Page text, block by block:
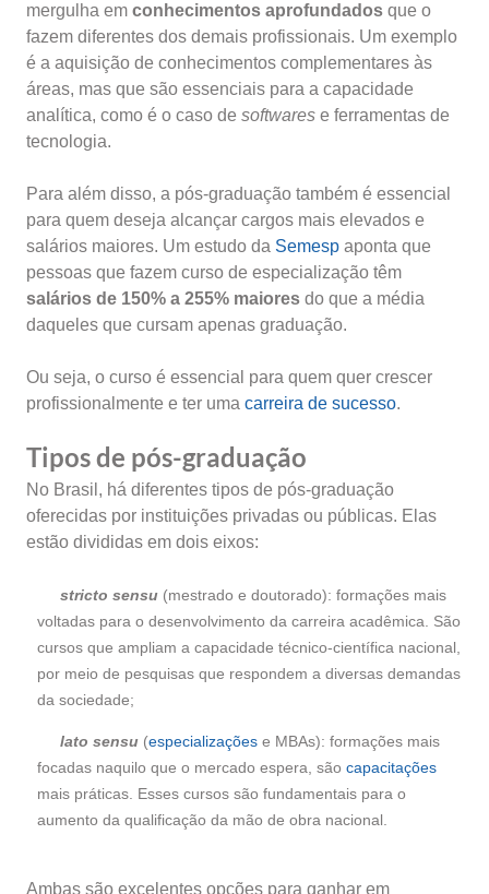
mergulha em conhecimentos aprofundados que o
fazem diferentes dos demais profissionais. Um exemplo
é a aquisição de conhecimentos complementares às
áreas, mas que são essenciais para a capacidade
analítica, como é o caso de softwares e ferramentas de
tecnologia.
Para além disso, a pós-graduação também é essencial
para quem deseja alcançar cargos mais elevados e
salários maiores. Um estudo da Semesp aponta que
pessoas que fazem curso de especialização têm
salários de 150% a 255% maiores do que a média
daqueles que cursam apenas graduação.
Ou seja, o curso é essencial para quem quer crescer
profissionalmente e ter uma carreira de sucesso.
Tipos de pós-graduação
No Brasil, há diferentes tipos de pós-graduação
oferecidas por instituições privadas ou públicas. Elas
estão divididas em dois eixos:
stricto sensu (mestrado e doutorado): formações mais
voltadas para o desenvolvimento da carreira acadêmica. São
cursos que ampliam a capacidade técnico-científica nacional,
por meio de pesquisas que respondem a diversas demandas
da sociedade;
lato sensu (especializações e MBAs): formações mais
focadas naquilo que o mercado espera, são capacitações
mais práticas. Esses cursos são fundamentais para o
aumento da qualificação da mão de obra nacional.
Ambas são excelentes opções para ganhar em